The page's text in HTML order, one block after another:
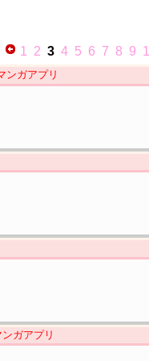
1 2 3 4 5 6 7 8 9
ンガアプリ
ガアプリ